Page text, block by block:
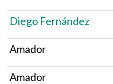
Diego Fernández
Amador
Amador